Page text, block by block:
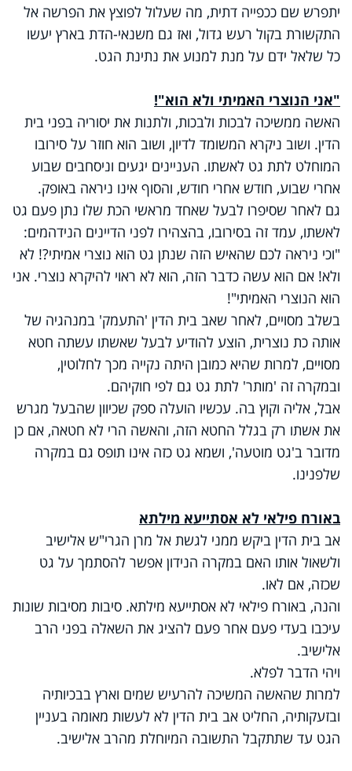
יתפרש שם ככפייה דתית, מה שעלול לפוצץ את הפרשה אל
התקשורת בקול רעש גדול, ואז גם משנאי-הדת בארץ יעשו
כל שלאל ידם על מנת למנוע את נתינת הגט.
"אני הנוצרי האמיתי ולא הוא"!
האשה ממשיכה לבכות ולבכות, ולתנות את יסוריה בפני בית
הדין. ושוב ניקרא המשומד לדיון, ושוב הוא חוזר על סירובו
המוחלט לתת גט לאשתו. העניינים יגעים וניסחבים שבוע
אחרי שבוע, חודש אחרי חודש, והסוף אינו ניראה באופק.
גם לאחר שסיפרו לבעל שאחד מראשי הכת שלו נתן פעם גט
לאשתו, עמד זה בסירובו, בהצהירו לפני הדיינים הנידהמים:
"וכי ניראה לכם שהאיש הזה שנתן גט הוא נוצרי אמיתי?! לא
ולא! אם הוא עשה כדבר הזה, הוא לא ראוי להיקרא נוצרי. אני
הוא הנוצרי האמיתי"!
בשלב מסויים, לאחר שאב בית הדין 'התעמק' במנהגיה של
אותה כת נוצרית, הוצע להודיע לבעל שאשתו עשתה חטא
מסויים, למרות שהיא כמובן היתה נקייה מכך לחלוטין,
ובמקרה זה 'מותר' לתת גט גם לפי חוקיהם.
אבל, אליה וקוץ בה. עכשיו הועלה ספק שכיוון שהבעל מגרש
את אשתו רק בגלל החטא הזה, והאשה הרי לא חטאה, אם כן
מדובר ב'גט מוטעה', ושמא גט כזה אינו תופס גם במקרה
שלפנינו.
באורח פילאי לא אסתייעא מילתא
אב בית הדין ביקש ממני לגשת אל מרן הגרי"ש אלישיב
ולשאול אותו האם במקרה הנידון אפשר להסתמך על גט
שכזה, אם לאו.
והנה, באורח פילאי לא אסתייעא מילתא. סיבות מסיבות שונות
עיכבו בעדי פעם אחר פעם להציג את השאלה בפני הרב
אלישיב.
ויהי הדבר לפלא.
למרות שהאשה המשיכה להרעיש שמים וארץ בבכיותיה
ובזעקותיה, החליט אב בית הדין לא לעשות מאומה בעניין
הגט עד שתתקבל התשובה המיוחלת מהרב אלישיב.